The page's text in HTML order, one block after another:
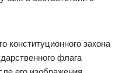
конституционного закона
флага